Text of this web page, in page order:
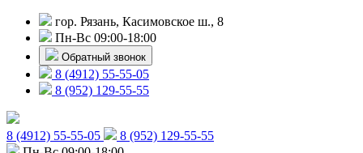
гор. Рязань, Касимовское ш., 8
Пн-Вс 09:00-18:00
Обратный звонок
8 (4912) 55-55-05
8 (952) 129-55-55
8 (4912) 55-55-05
8 (952) 129-55-55